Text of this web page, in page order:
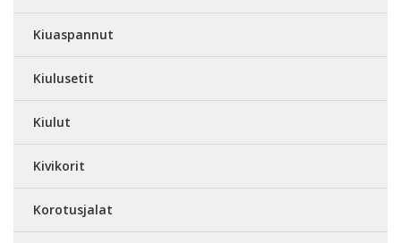
Kiuaspannut
Kiulusetit
Kiulut
Kivikorit
Korotusjalat